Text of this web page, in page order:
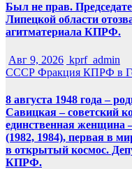
Был не прав.
Липецкой области
агитматериала КПРФ.
Авг 9, 2026 kprf_admin
СССР Фракция КПРФ в
8 августа 1948 года –
Савицкая – советский
единственная женщина
(1982, 1984), первая в
в открытый космос.
КПРФ.